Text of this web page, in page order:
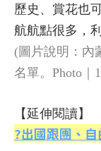
歷史、賞花也
航航點很多，
(圖片說明：內
名單。Photo｜
【延伸閱讀】
?出國跟團、